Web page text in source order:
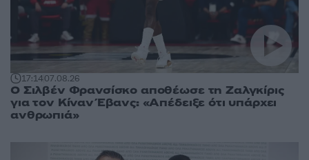
17:1407.08.26
Ο Σιλβέν Φρανσίσκο αποθέωσε τη Ζαλγκίρις
για τον Κίναν Έβανς: «Απέδειξε ότι υπάρχει
ανθρωπιά»